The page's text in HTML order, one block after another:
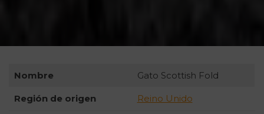
Nombre Gato Scottish Fold
Región de origen Reino Unido